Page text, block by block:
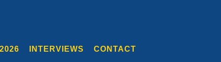
INTERVIEWS CONTACT